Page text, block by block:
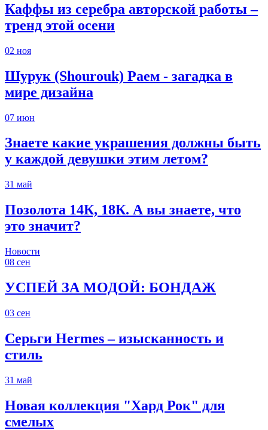
Каффы из серебра авторской работы –
тренд этой осени
02 ноя
Шурук (Shourouk) Раем - загадка в
мире дизайна
07 июн
Знаете какие украшения должны быть
у каждой девушки этим летом?
31 май
Позолота 14К, 18К. А вы знаете, что
это значит?
Новости
08 сен
УСПЕЙ ЗА МОДОЙ: БОНДАЖ
03 сен
Серьги Hermes – изысканность и
стиль
31 май
Новая коллекция "Хард Рок" для
смелых